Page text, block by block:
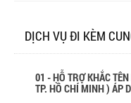
DỊCH VỤ ĐI KÈM
01 - HỖ TRỢ KHẮC
TP. HỒ CHÍ MINH ) ÁP